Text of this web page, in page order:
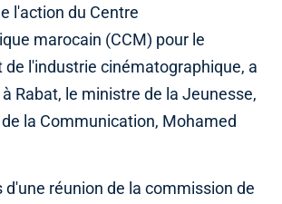
l'action du Centre
marocain (CCM) pour le
l'industrie cinématographique, a
Rabat, le ministre de la Jeunesse,
la Communication, Mohamed
d'une réunion de la commission de